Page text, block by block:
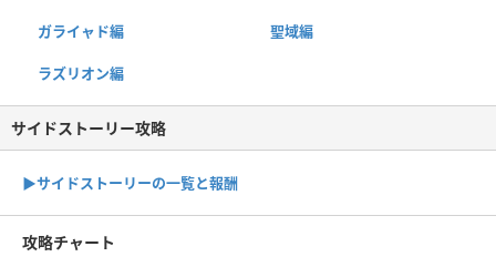
ガライャド編 聖域編
ラズリオン編
サイドストーリー攻略
▶サイドストーリーの一覧と報酬
攻略チャート